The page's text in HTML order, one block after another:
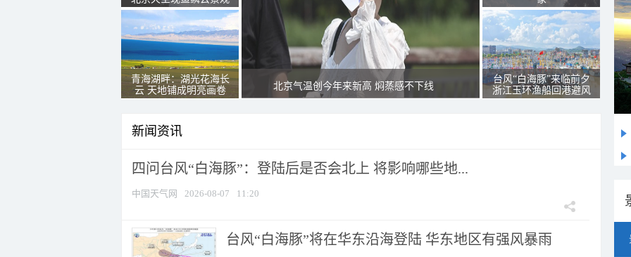
青海湖畔：湖光花海长
云 天地铺成明亮画卷
北京气温创今年来新高 焖蒸感不下线
台风“白海豚”来临前夕
浙江玉环渔船回港避风
新闻资讯
四问台风“白海豚”：登陆后是否会北上 将影响哪些地...
中国天气网 2026-08-07 11:20
台风“白海豚”将在华东沿海登陆 华东地区有强风暴雨